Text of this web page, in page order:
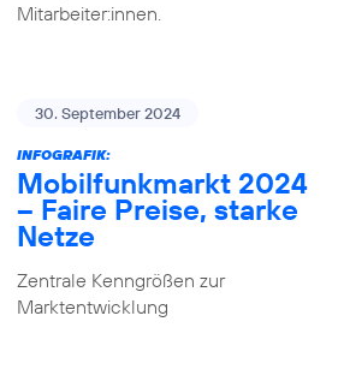
Mitarbeiter:innen.
30. September 2024
INFOGRAFIK:
Mobilfunkmarkt 2024
– Faire Preise, starke
Netze
Zentrale Kenngrößen zur
Marktentwicklung